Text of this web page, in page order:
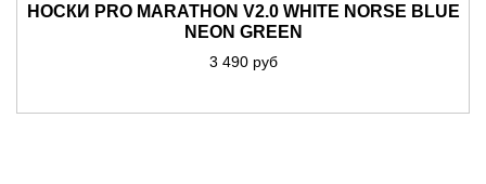
НОСКИ PRO MARATHON V2.0 WHITE NORSE BLUE
NEON GREEN
3 490 руб